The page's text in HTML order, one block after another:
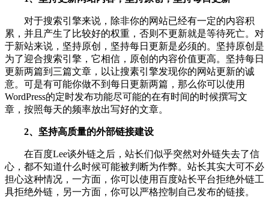
对于搜索引擎来说，除非你的网站已经有一定的内容积
累，并且产生了比较好的权重，否则不更新就是等待死亡。对
于新站来说，坚持原创，坚持每日更新是必须的。坚持原创是
为了迎合搜索引擎，它相信，原创的内容价值更高。坚持每日
更新两篇到三篇文章，以让搜素引擎发现你的网站更新的诚
意。可是有可能你做不到每日更新两篇，那么你可以使用
WordPress的定时发布功能尽可能的在有时间的时候撰写文
章，按照每天的频率放出写好的文章。
2、坚持高质量的外部链接建设
在百度Lee谈外链之后，站长们似乎突然对外链失去了信
心，都不知道什么时候可能被判断为作弊。站长其实大可不必
担心这种情况，一方面，你可以使用百度站长平台拒绝外链工
具拒绝外链，另一方面，你可以严格控制自己发布的链接。